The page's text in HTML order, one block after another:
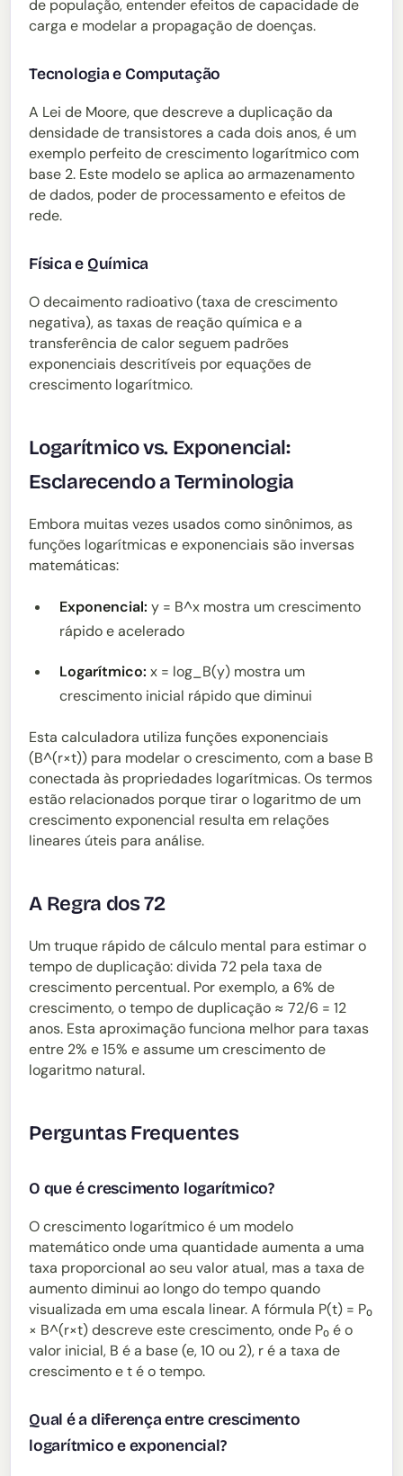
de população, entender efeitos de capacidade de
carga e modelar a propagação de doenças.
Tecnologia e Computação
A Lei de Moore, que descreve a duplicação da
densidade de transistores a cada dois anos, é um
exemplo perfeito de crescimento logarítmico com
base 2. Este modelo se aplica ao armazenamento
de dados, poder de processamento e efeitos de
rede.
Física e Química
O decaimento radioativo (taxa de crescimento
negativa), as taxas de reação química e a
transferência de calor seguem padrões
exponenciais descritíveis por equações de
crescimento logarítmico.
Logarítmico vs. Exponencial:
Esclarecendo a Terminologia
Embora muitas vezes usados como sinônimos, as
funções logarítmicas e exponenciais são inversas
matemáticas:
Exponencial: y = B^x mostra um crescimento
rápido e acelerado
Logarítmico: x = log_B(y) mostra um
crescimento inicial rápido que diminui
Esta calculadora utiliza funções exponenciais
(B^(r×t)) para modelar o crescimento, com a base B
conectada às propriedades logarítmicas. Os termos
estão relacionados porque tirar o logaritmo de um
crescimento exponencial resulta em relações
lineares úteis para análise.
A Regra dos 72
Um truque rápido de cálculo mental para estimar o
tempo de duplicação: divida 72 pela taxa de
crescimento percentual. Por exemplo, a 6% de
crescimento, o tempo de duplicação ≈ 72/6 = 12
anos. Esta aproximação funciona melhor para taxas
entre 2% e 15% e assume um crescimento de
logaritmo natural.
Perguntas Frequentes
O que é crescimento logarítmico?
O crescimento logarítmico é um modelo
matemático onde uma quantidade aumenta a uma
taxa proporcional ao seu valor atual, mas a taxa de
aumento diminui ao longo do tempo quando
visualizada em uma escala linear. A fórmula P(t) = P₀
× B^(r×t) descreve este crescimento, onde P₀ é o
valor inicial, B é a base (e, 10 ou 2), r é a taxa de
crescimento e t é o tempo.
Qual é a diferença entre crescimento
logarítmico e exponencial?